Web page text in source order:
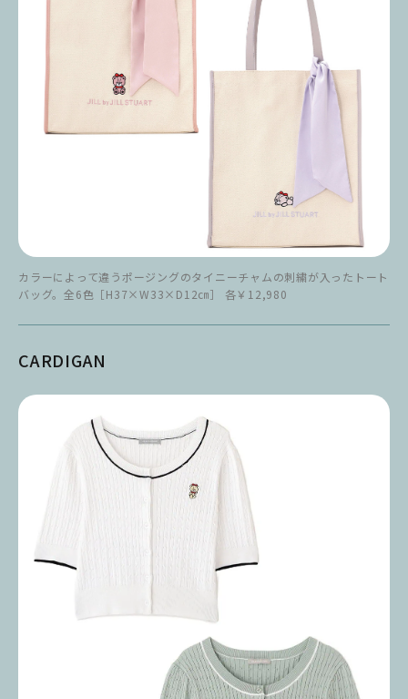
カラーによって違うポージングのタイニーチャムの刺繍が入ったトート
バッグ。全6色［H37×W33×D12㎝］ 各￥12,980
CARDIGAN